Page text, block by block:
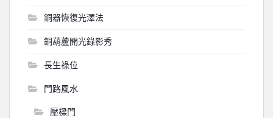
銅器恢復光澤法
銅葫蘆開光錄影秀
長生祿位
門路風水
壓樑門